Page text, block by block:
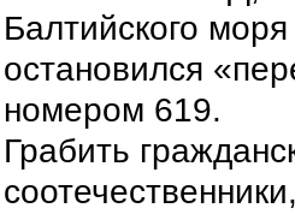
Балтийского
остановился
номером 619.
Грабить
соотечественники,